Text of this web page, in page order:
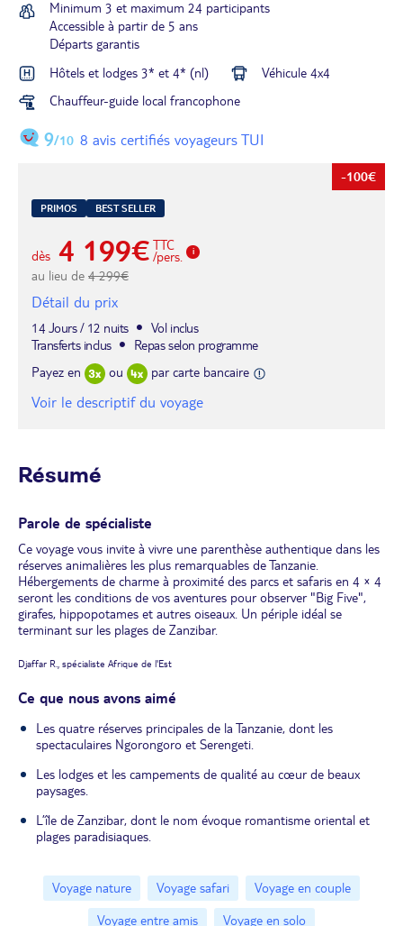
Minimum 3 et maximum 24 participants
Accessible à partir de 5 ans
Départs garantis
Hôtels et lodges 3* et 4* (nl)
Véhicule 4x4
Chauffeur-guide local francophone
9/10 8 avis certifiés voyageurs TUI
-100€
PRIMOS BEST SELLER
dès 4 199€ TTC
/pers.
au lieu de 4 299€
Détail du prix
14 Jours / 12 nuits
Vol inclus
Transferts inclus
Repas selon programme
Payez en
ou par carte bancaire
Voir le descriptif du voyage
Résumé
Parole de spécialiste
Ce voyage vous invite à vivre une parenthèse authentique dans les
réserves animalières les plus remarquables de Tanzanie.
Hébergements de charme à proximité des parcs et safaris en 4 × 4
seront les conditions de vos aventures pour observer "Big Five",
girafes, hippopotames et autres oiseaux. Un périple idéal se
terminant sur les plages de Zanzibar.
Djaffar R., spécialiste Afrique de l'Est
Ce que nous avons aimé
Les quatre réserves principales de la Tanzanie, dont les
spectaculaires Ngorongoro et Serengeti.
Les lodges et les campements de qualité au cœur de beaux
paysages.
L’île de Zanzibar, dont le nom évoque romantisme oriental et
plages paradisiaques.
Voyage nature Voyage safari
Voyage en couple
Voyage entre amis
Voyage en solo